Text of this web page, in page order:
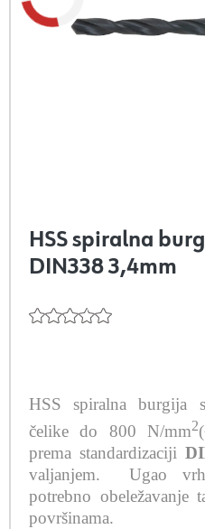
HSS spiralna
DIN338 3,4mm
HSS spiralna burgija
čelike do 800 N/mm2
prema standardizaciji
valjanjem.
Ugao
potrebno obeležavanje
površinama.